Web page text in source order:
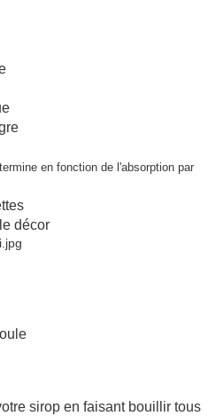
en fonction de l'absorption par
décor
sirop en faisant bouillir tous